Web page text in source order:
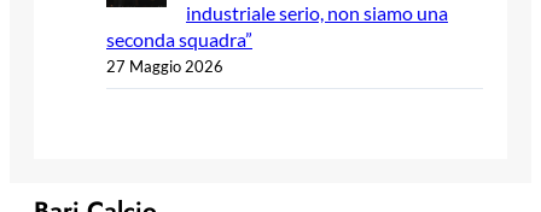
industriale serio, non siamo una
seconda squadra”
27 Maggio 2026